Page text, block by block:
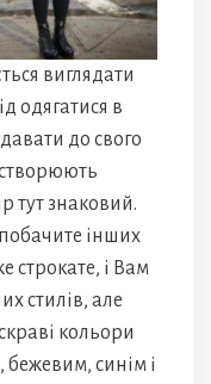
виглядати
одягатися в
до свого
створюють
тут знаковий.
інших
строкате, і Вам
стилів, але
кольори
синім і